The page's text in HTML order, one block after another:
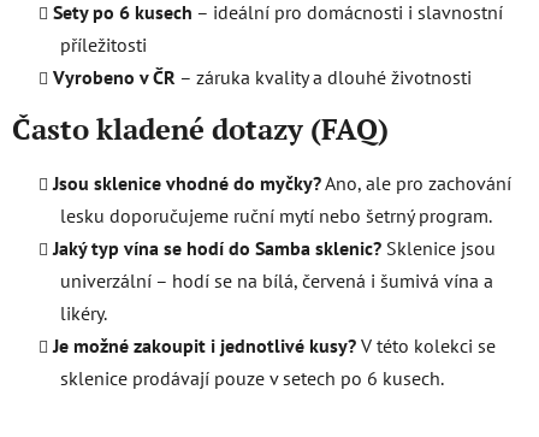
Sety po 6 kusech – ideální pro domácnosti i slavnostní
příležitosti
Vyrobeno v ČR – záruka kvality a dlouhé životnosti
Často kladené dotazy (FAQ)
Jsou sklenice vhodné do myčky?Ano, ale pro zachování
lesku doporučujeme ruční mytí nebo šetrný program.
Jaký typ vína se hodí do Samba sklenic? Sklenice jsou
univerzální – hodí se na bílá, červená i šumivá vína a
likéry.
Je možné zakoupit i jednotlivé kusy? V této kolekci se
sklenice prodávají pouze v setech po 6 kusech.